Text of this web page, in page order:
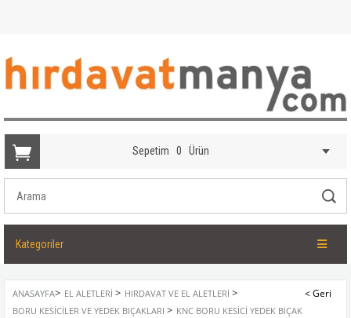
Sepetim 0 Ürün
Kategoriler
ANASAYFA> EL ALETLERI > HIRDAVAT VE EL ALETLERI >
BORU KESICILER VE YEDEK BIÇAKLARI > KNC BORU KESICI YEDEK BIÇAK